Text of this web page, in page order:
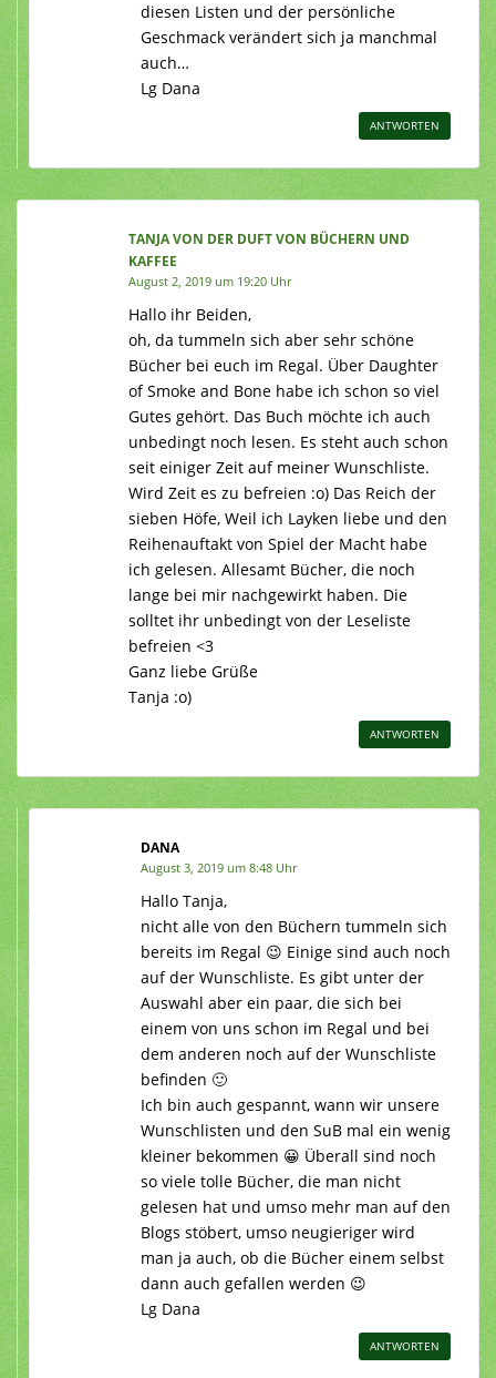
diesen Listen und der persönliche
Geschmack verändert sich ja manchmal
auch…
Lg Dana
ANTWORTEN
TANJA VON DER DUFT VON BÜCHERN UND
KAFFEE
August 2, 2019 um 19:20 Uhr
Hallo ihr Beiden,
oh, da tummeln sich aber sehr schöne
Bücher bei euch im Regal. Über Daughter
of Smoke and Bone habe ich schon so viel
Gutes gehört. Das Buch möchte ich auch
unbedingt noch lesen. Es steht auch schon
seit einiger Zeit auf meiner Wunschliste.
Wird Zeit es zu befreien :o) Das Reich der
sieben Höfe, Weil ich Layken liebe und den
Reihenauftakt von Spiel der Macht habe
ich gelesen. Allesamt Bücher, die noch
lange bei mir nachgewirkt haben. Die
solltet ihr unbedingt von der Leseliste
befreien <3
Ganz liebe Grüße
Tanja :o)
ANTWORTEN
DANA
August 3, 2019 um 8:48 Uhr
Hallo Tanja,
nicht alle von den Büchern tummeln sich
bereits im Regal 😉 Einige sind auch noch
auf der Wunschliste. Es gibt unter der
Auswahl aber ein paar, die sich bei
einem von uns schon im Regal und bei
dem anderen noch auf der Wunschliste
befinden 🙂
Ich bin auch gespannt, wann wir unsere
Wunschlisten und den SuB mal ein wenig
kleiner bekommen 😀 Überall sind noch
so viele tolle Bücher, die man nicht
gelesen hat und umso mehr man auf den
Blogs stöbert, umso neugieriger wird
man ja auch, ob die Bücher einem selbst
dann auch gefallen werden 😉
Lg Dana
ANTWORTEN